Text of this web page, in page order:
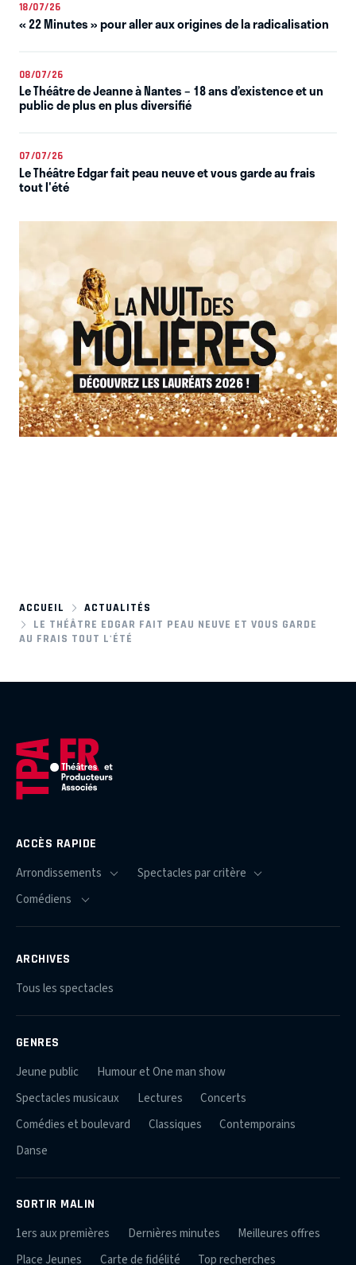
18/07/26
« 22 Minutes » pour aller aux origines de la radicalisation
08/07/26
Le Théâtre de Jeanne à Nantes – 18 ans d’existence et un
public de plus en plus diversifié
07/07/26
Le Théâtre Edgar fait peau neuve et vous garde au frais
tout l'été
ACCUEIL
ACTUALITÉS
LE THÉÂTRE EDGAR FAIT PEAU NEUVE ET VOUS GARDE
AU FRAIS TOUT L'ÉTÉ
ACCÈS RAPIDE
ARCHIVES
Tous les spectacles
GENRES
Jeune public
Humour et One man show
Spectacles musicaux
Lectures
Concerts
Comédies et boulevard
Classiques
Contemporains
Danse
SORTIR MALIN
1ers aux premières Dernières minutes
Meilleures offres
Place Jeunes
Carte de fidélité Top recherches